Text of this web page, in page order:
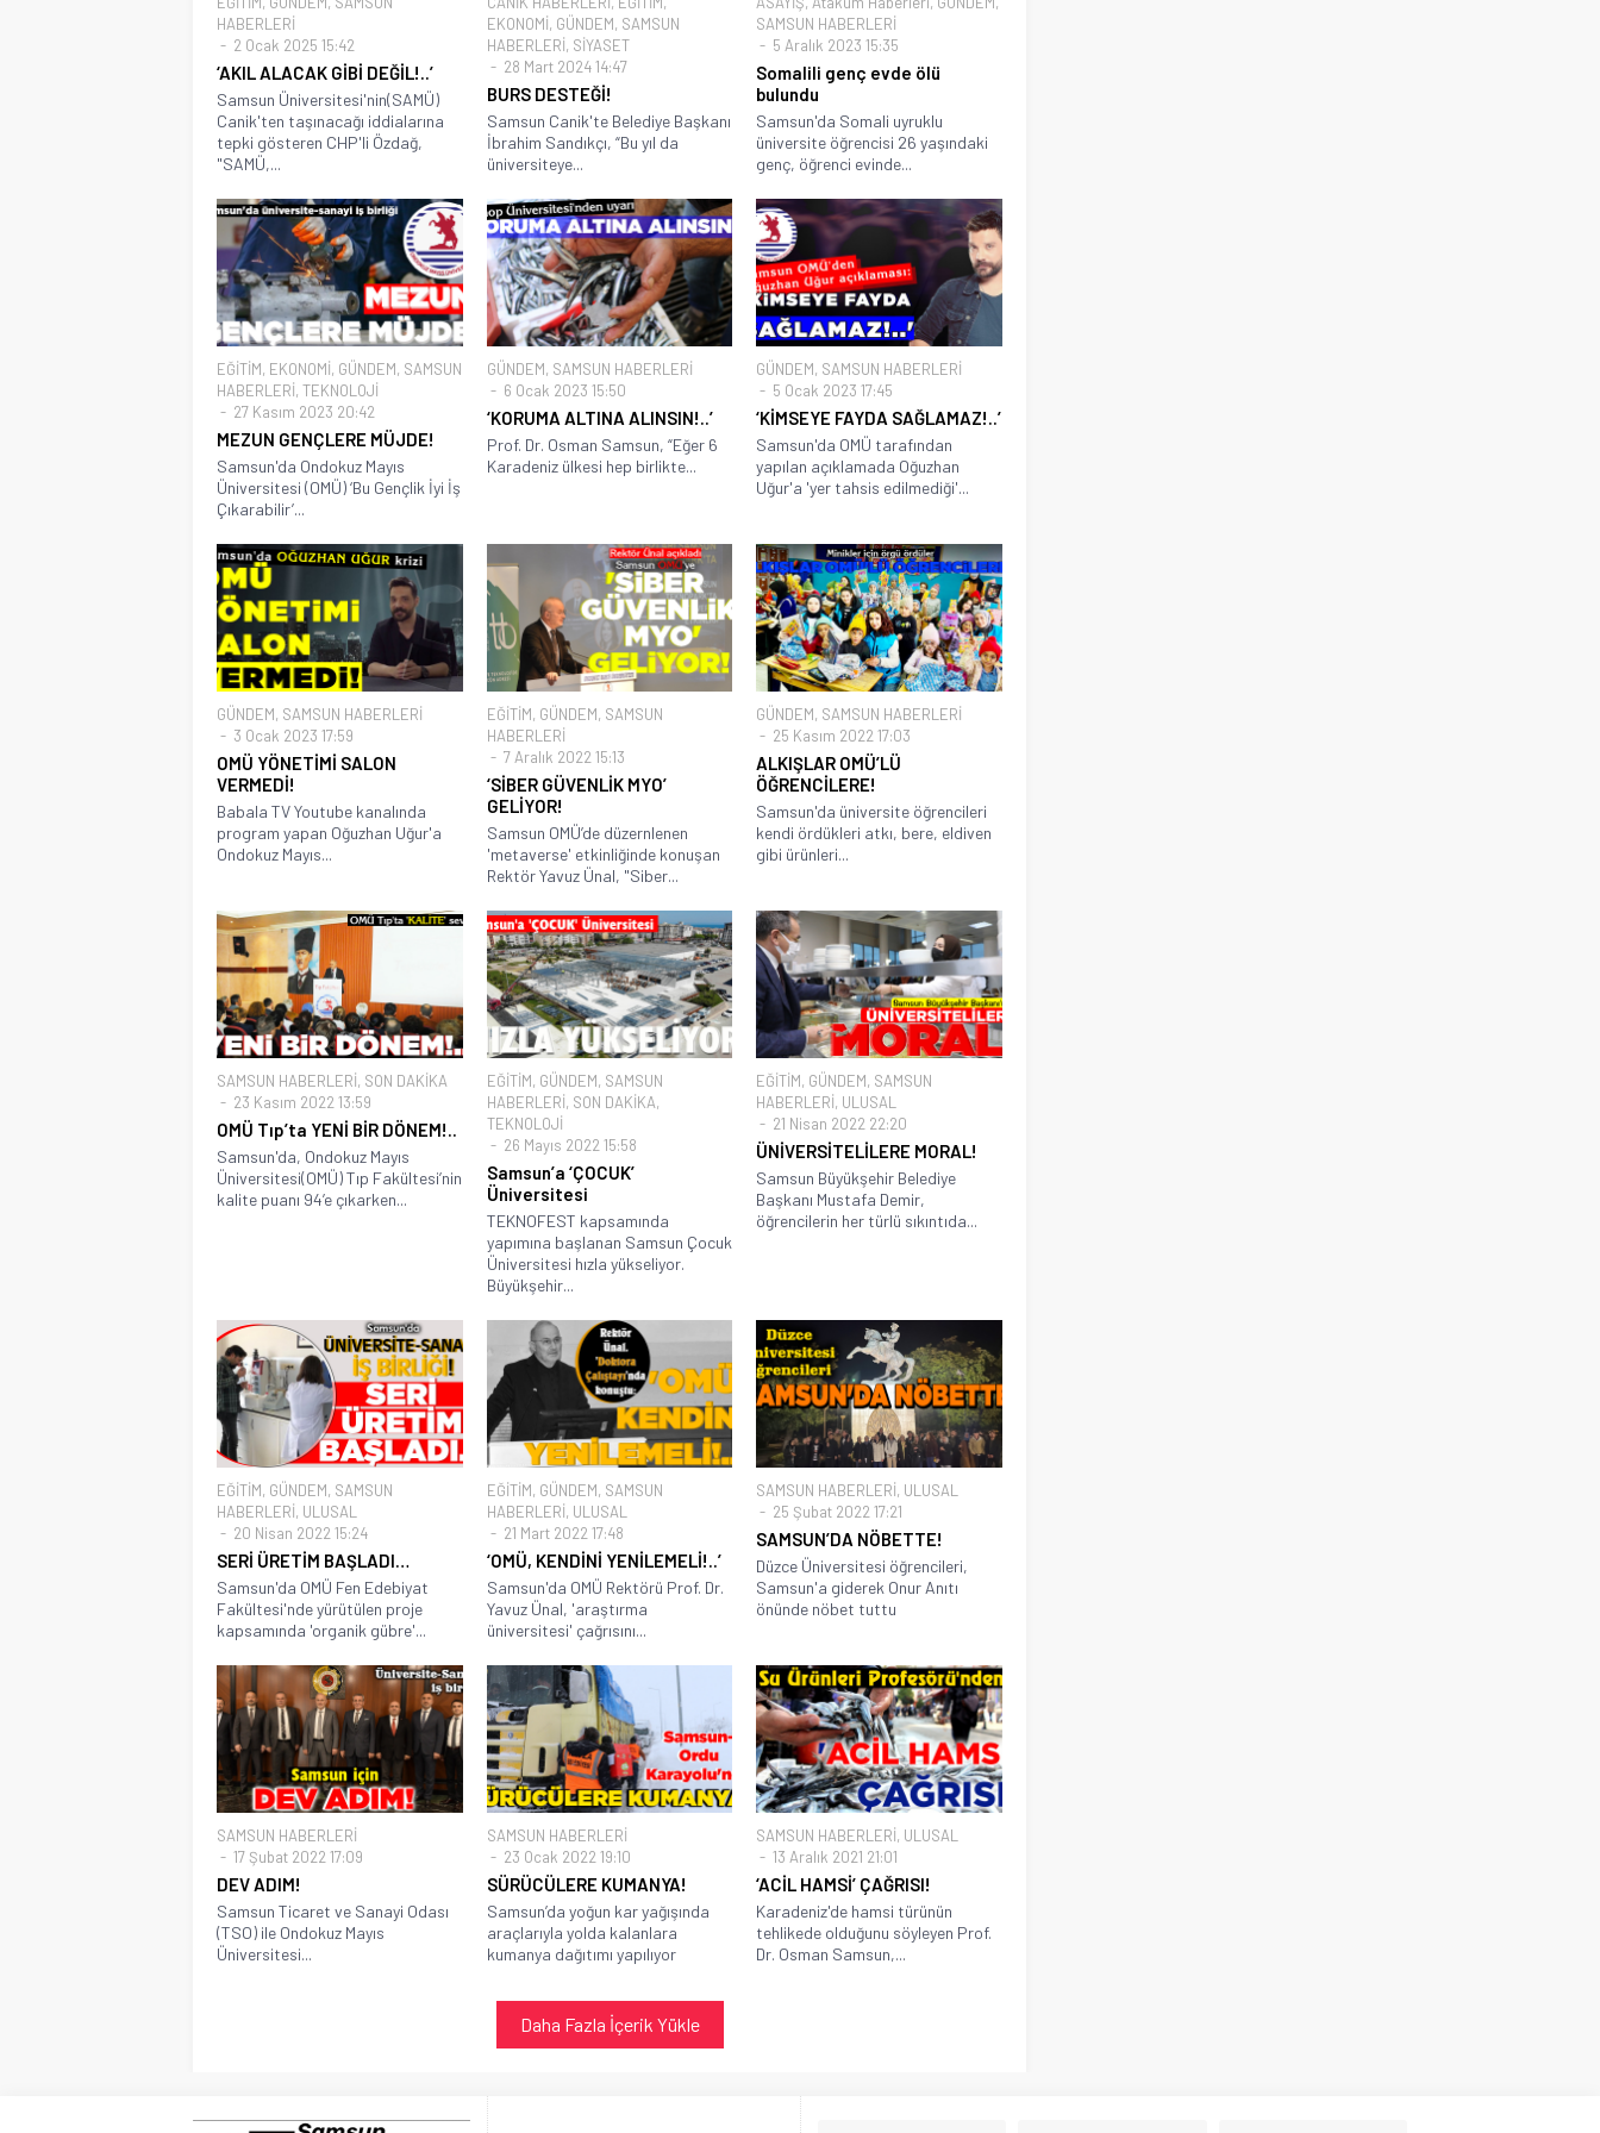
HABERLERİ
2 Ocak 2025 15:42
‘AKIL ALACAK GİBİ DEĞİL!..’
Samsun Üniversitesi'nin(SAMÜ)
Canik'ten taşınacağı iddialarına
tepki gösteren CHP'li Özdağ,
"SAMÜ,...
EKONOMİ, GÜNDEM, SAMSUN
HABERLERİ, SİYASET
28 Mart 2024 14:47
BURS DESTEĞİ!
Samsun Canik'te Belediye Başkanı
İbrahim Sandıkçı, “Bu yıl da
üniversiteye...
SAMSUN HABERLERİ
5 Aralık 2023 15:35
Somalili genç evde ölü
bulundu
Samsun'da Somali uyruklu
üniversite öğrencisi 26 yaşındaki
genç, öğrenci evinde...
EĞİTİM, EKONOMİ, GÜNDEM, SAMSUN
HABERLERİ, TEKNOLOJİ
27 Kasım 2023 20:42
MEZUN GENÇLERE MÜJDE!
Samsun'da Ondokuz Mayıs
Üniversitesi (OMÜ) ‘Bu Gençlik İyi İş
Çıkarabilir’...
GÜNDEM, SAMSUN HABERLERİ
6 Ocak 2023 15:50
‘KORUMA ALTINA ALINSIN!..’
Prof. Dr. Osman Samsun, “Eğer 6
Karadeniz ülkesi hep birlikte...
GÜNDEM, SAMSUN HABERLERİ
5 Ocak 2023 17:45
‘KİMSEYE FAYDA SAĞLAMAZ!..’
Samsun'da OMÜ tarafından
yapılan açıklamada Oğuzhan
Uğur'a 'yer tahsis edilmediği'...
GÜNDEM, SAMSUN HABERLERİ
3 Ocak 2023 17:59
OMÜ YÖNETİMİ SALON
VERMEDİ!
Babala TV Youtube kanalında
program yapan Oğuzhan Uğur'a
Ondokuz Mayıs...
EĞİTİM, GÜNDEM, SAMSUN
HABERLERİ
7 Aralık 2022 15:13
‘SİBER GÜVENLİK MYO’
GELİYOR!
Samsun OMÜ’de düzernlenen
'metaverse' etkinliğinde konuşan
Rektör Yavuz Ünal, "Siber...
GÜNDEM, SAMSUN HABERLERİ
25 Kasım 2022 17:03
ALKIŞLAR OMÜ’LÜ
ÖĞRENCİLERE!
Samsun'da üniversite öğrencileri
kendi ördükleri atkı, bere, eldiven
gibi ürünleri...
SAMSUN HABERLERİ, SON DAKİKA
23 Kasım 2022 13:59
OMÜ Tıp’ta YENİ BİR DÖNEM!..
Samsun'da, Ondokuz Mayıs
Üniversitesi(OMÜ) Tıp Fakültesi’nin
kalite puanı 94’e çıkarken...
EĞİTİM, GÜNDEM, SAMSUN
HABERLERİ, SON DAKİKA,
TEKNOLOJİ
26 Mayıs 2022 15:58
Samsun’a ‘ÇOCUK’
Üniversitesi
TEKNOFEST kapsamında
yapımına başlanan Samsun Çocuk
Üniversitesi hızla yükseliyor.
Büyükşehir...
EĞİTİM, GÜNDEM, SAMSUN
HABERLERİ, ULUSAL
21 Nisan 2022 22:20
ÜNİVERSİTELİLERE MORAL!
Samsun Büyükşehir Belediye
Başkanı Mustafa Demir,
öğrencilerin her türlü sıkıntıda...
EĞİTİM, GÜNDEM, SAMSUN
HABERLERİ, ULUSAL
20 Nisan 2022 15:24
SERİ ÜRETİM BAŞLADI…
Samsun'da OMÜ Fen Edebiyat
Fakültesi'nde yürütülen proje
kapsamında 'organik gübre'...
EĞİTİM, GÜNDEM, SAMSUN
HABERLERİ, ULUSAL
21 Mart 2022 17:48
‘OMÜ, KENDİNİ YENİLEMELİ!..’
Samsun'da OMÜ Rektörü Prof. Dr.
Yavuz Ünal, 'araştırma
üniversitesi' çağrısını...
SAMSUN HABERLERİ, ULUSAL
25 Şubat 2022 17:21
SAMSUN’DA NÖBETTE!
Düzce Üniversitesi öğrencileri,
Samsun'a giderek Onur Anıtı
önünde nöbet tuttu
SAMSUN HABERLERİ
17 Şubat 2022 17:09
DEV ADIM!
Samsun Ticaret ve Sanayi Odası
(TSO) ile Ondokuz Mayıs
Üniversitesi...
SAMSUN HABERLERİ
23 Ocak 2022 19:10
SÜRÜCÜLERE KUMANYA!
Samsun’da yoğun kar yağışında
araçlarıyla yolda kalanlara
kumanya dağıtımı yapılıyor
SAMSUN HABERLERİ, ULUSAL
13 Aralık 2021 21:01
‘ACİL HAMSİ’ ÇAĞRISI!
Karadeniz'de hamsi türünün
tehlikede olduğunu söyleyen Prof.
Dr. Osman Samsun,...
Daha Fazla İçerik Yükle